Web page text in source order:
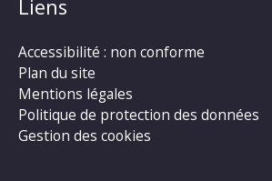
Liens
Accessibilité : non conforme
Plan du site
Mentions légales
Politique de protection des données
Gestion des cookies